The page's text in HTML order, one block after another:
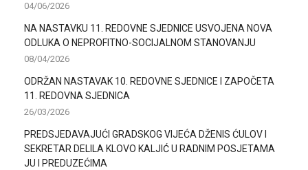
04/06/2026
NA NASTAVKU 11. REDOVNE SJEDNICE USVOJENA NOVA
ODLUKA O NEPROFITNO-SOCIJALNOM STANOVANJU
08/04/2026
ODRŽAN NASTAVAK 10. REDOVNE SJEDNICE I ZAPOČETA
11. REDOVNA SJEDNICA
26/03/2026
PREDSJEDAVAJUĆI GRADSKOG VIJEĆA DŽENIS ĆULOV I
SEKRETAR DELILA KLOVO KALJIĆ U RADNIM POSJETAMA
JU I PREDUZEĆIMA